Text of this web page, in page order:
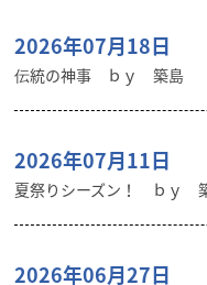
2026年07月18日
伝統の神事 ｂｙ 築島
2026年07月11日
夏祭りシーズン！ ｂｙ
2026年06月27日